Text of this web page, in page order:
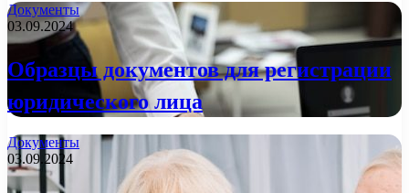
Документы
03.09.2024
Образцы документов для регистрации
юридического лица
Документы
03.09.2024